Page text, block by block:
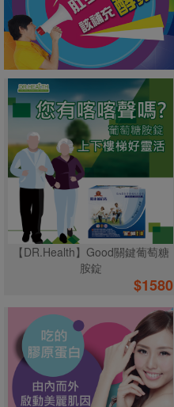
【DR.Health】Good關鍵葡萄糖
胺錠
$1580